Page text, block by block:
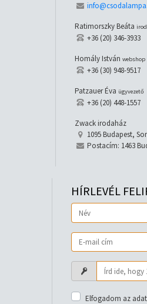
Ratimorszky Beáta
+36 (20) 346-3933
Homály István webshop
+36 (30) 948-9517
Patzauer Éva ügyvezető
+36 (20) 448-1557
Zwack irodaház
1095 Budapest,
Postacím: 1463
HÍRLEVÉL
Elfogadom az